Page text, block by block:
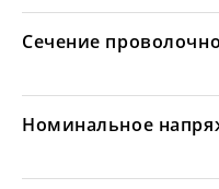
Сечение
Номинальное